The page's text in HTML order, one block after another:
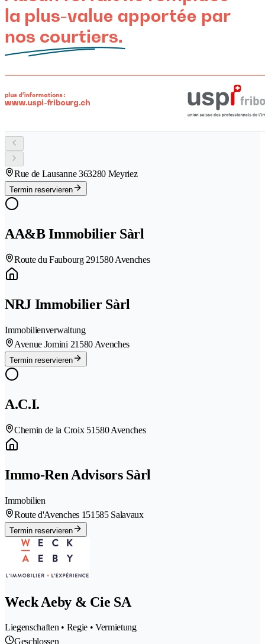
Rue de Lausanne 363280 Meyriez
Termin reservieren
AA&B Immobilier Sàrl
Route du Faubourg 291580 Avenches
NRJ Immobilier Sàrl
Immobilienverwaltung
Avenue Jomini 21580 Avenches
Termin reservieren
A.C.I.
Chemin de la Croix 51580 Avenches
Immo-Ren Advisors Sàrl
Immobilien
Route d'Avenches 151585 Salavaux
Termin reservieren
Weck Aeby & Cie SA
Liegenschaften • Regie • Vermietung
Geschlossen